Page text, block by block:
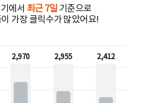
에서 최근 7일 기준으로
가장 클릭수가 많았어요!
2,970 2,955 2,412